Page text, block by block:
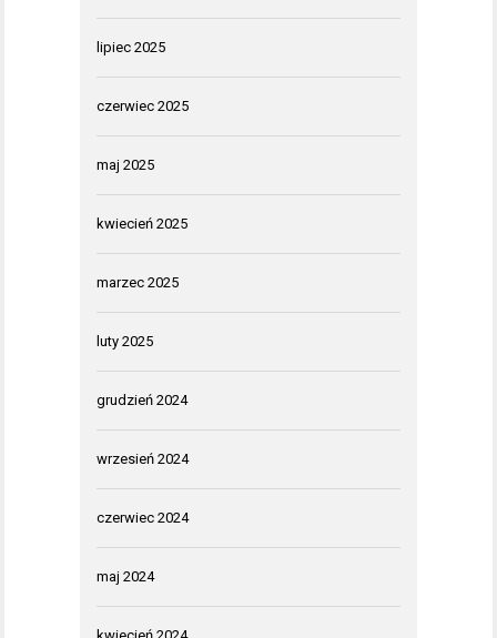
lipiec 2025
czerwiec 2025
maj 2025
kwiecień 2025
marzec 2025
luty 2025
grudzień 2024
wrzesień 2024
czerwiec 2024
maj 2024